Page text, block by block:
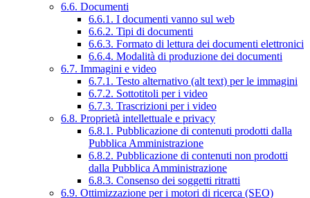
6.6. Documenti
6.6.1. I documenti vanno sul web
6.6.2. Tipi di documenti
6.6.3. Formato di lettura dei documenti elettronici
6.6.4. Modalità di produzione dei documenti
6.7. Immagini e video
6.7.1. Testo alternativo (alt text) per le immagini
6.7.2. Sottotitoli per i video
6.7.3. Trascrizioni per i video
6.8. Proprietà intellettuale e privacy
6.8.1. Pubblicazione di contenuti prodotti dalla
Pubblica Amministrazione
6.8.2. Pubblicazione di contenuti non prodotti
dalla Pubblica Amministrazione
6.8.3. Consenso dei soggetti ritratti
6.9. Ottimizzazione per i motori di ricerca (SEO)